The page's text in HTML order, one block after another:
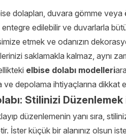
dolapları, duvara gömme veya
entegre edilebilir ve duvarlarla
etmek ve odanızın
saklamakla kalmaz, aynı
elbise dolabı modelleri
depolama ihtiyaçlarına dikkat
Stilinizi
düzenlemenin yanı sıra,
İster küçük bir alanınız olsun